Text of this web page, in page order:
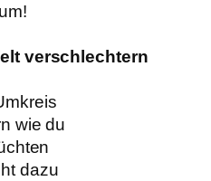
verschlechtern
wie du
dazu